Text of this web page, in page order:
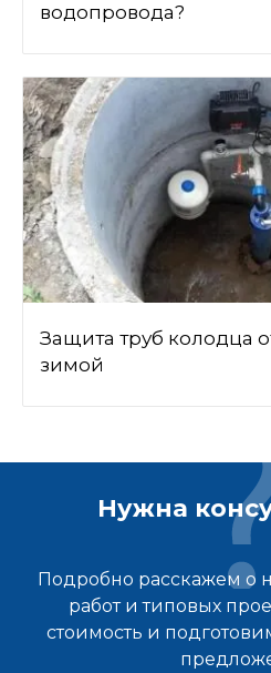
водопровода?
Защита труб колодца
зимой
Нужна
Подробно расскажем о
работ и типовых
стоимость и